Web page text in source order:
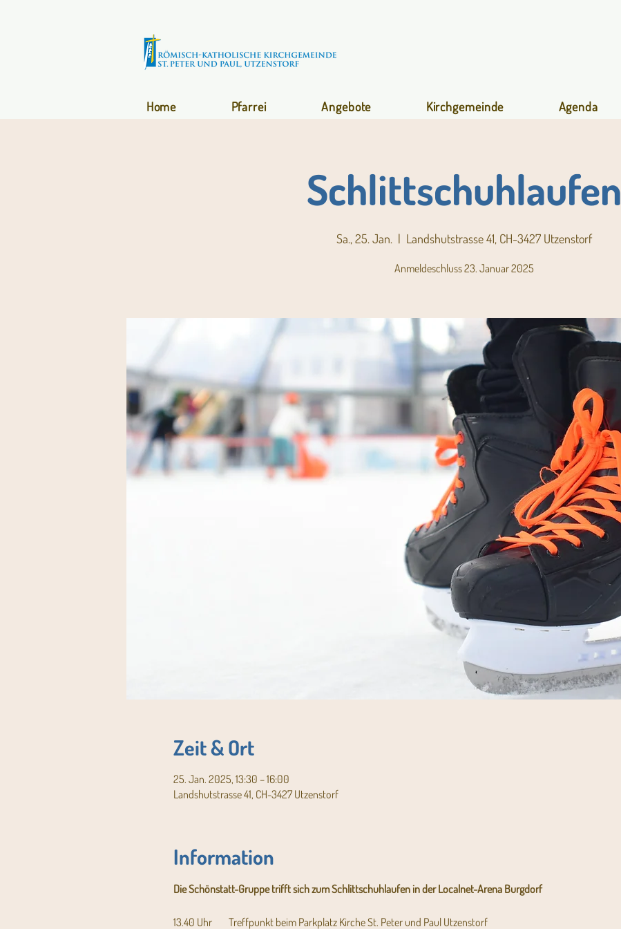
Home Pfarrei Angebote Kirchgemeinde Agenda
Schlittschuhlaufen
Sa., 25. Jan.
  |
Landshutstrasse 41, CH-3427 Utzenstorf
Anmeldeschluss 23. Januar 2025
Zeit & Ort
25. Jan. 2025, 13:30 – 16:00
Landshutstrasse 41, CH-3427 Utzenstorf
Information
Die Schönstatt-Gruppe trifft sich zum Schlittschuhlaufen in der Localnet-Arena Burgdorf
13.40 Uhr	Treffpunkt beim Parkplatz Kirche St. Peter und Paul Utzenstorf